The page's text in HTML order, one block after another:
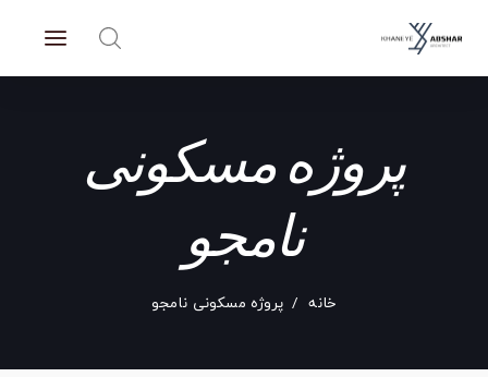
پروژه مسکونی
نامجو
خانه پروژه مسکونی نامجو